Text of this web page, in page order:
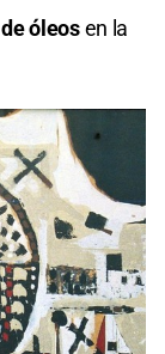
óleosen la